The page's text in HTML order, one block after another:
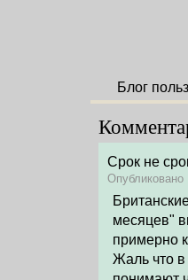
Блог
Срок не
Опубликовано
месяцев"
примерно
Жаль что